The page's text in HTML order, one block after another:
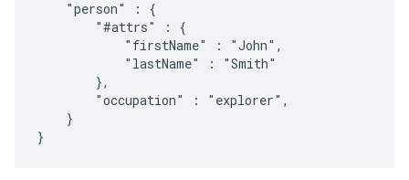
    "person" : {
        "#attrs" : {
            "firstName" : "John",
            "lastName" : "Smith"
        },
        "occupation" : "explorer",
    }
}